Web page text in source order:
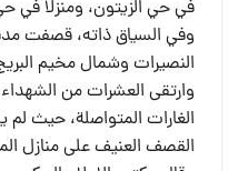
في حي الزيتون، ومنزلا في
وفي السياق ذاته، قصفت
النصيرات وشمال مخيم
وارتقى العشرات من
الغارات المتواصلة، حيث
القصف العنيف على منازل